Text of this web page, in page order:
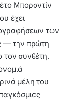
Μποροντίν
έχει
των
— την πρώτη
τον συνθέτη.
μέλη του